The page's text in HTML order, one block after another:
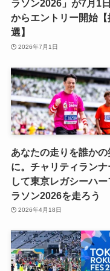
ラソン2026」が7月1
からエントリー開始【
選】
2026年7月1日
あなたの走りを誰かの
に。チャリティランナ
して東京レガシーハー
ラソン2026を走ろう
2026年4月18日